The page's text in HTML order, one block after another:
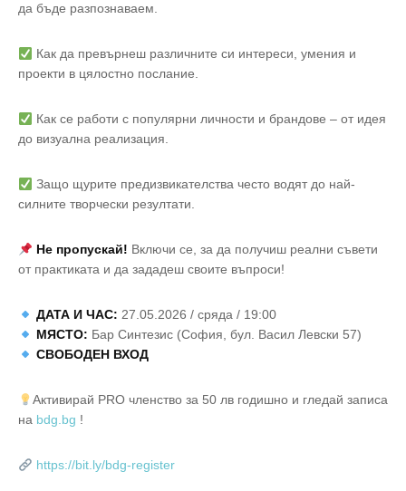
да бъде разпознаваем.
Как да превърнеш различните си интереси, умения и
проекти в цялостно послание.
Как се работи с популярни личности и брандове – от идея
до визуална реализация.
Защо щурите предизвикателства често водят до най-
силните творчески резултати.
Не пропускай! Включи се, за да получиш реални съвети
от практиката и да зададеш своите въпроси!
ДАТА И ЧАС: 27.05.2026 / сряда / 19:00
МЯСТО: Бар Синтезис (София, бул. Васил Левски 57)
СВОБОДЕН ВХОД
Активирай PRO членство за 50 лв годишно и гледай записа
на bdg.bg !
https://bit.ly/bdg-register